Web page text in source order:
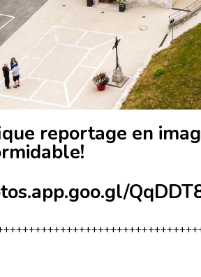
reportage en